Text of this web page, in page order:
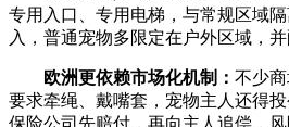
专用入口、专用电梯，与常规区域
入，普通宠物多限定在户外区域，并
欧洲更依赖市场化机制： 不少
要求牵绳、戴嘴套，宠物主人还得
保险公司先赔付，再向主人追偿，